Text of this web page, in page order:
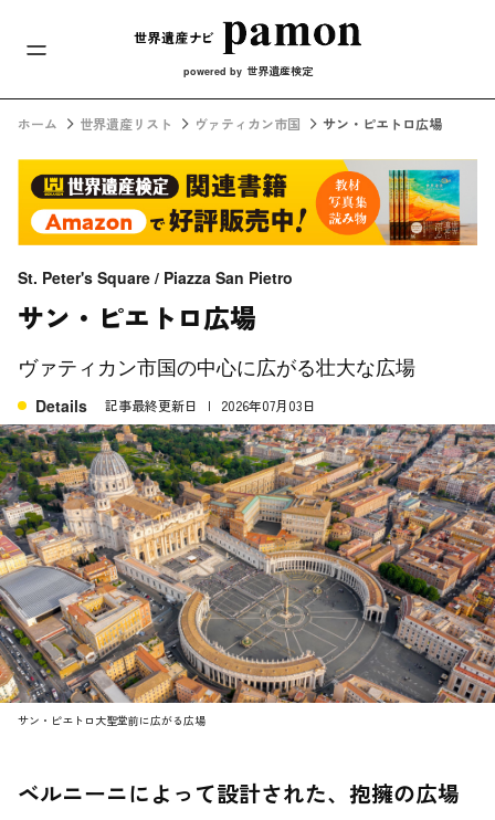
メインナビ
powered by 世界遺産検定
ホーム 世界遺産リスト ヴァティカン市国 サン・ピエトロ広場
St. Peter's Square / Piazza San Pietro
サン・ピエトロ広場
ヴァティカン市国の中心に広がる壮大な広場
Details 記事最終更新日 2026年07月03日
サン・ピエトロ大聖堂前に広がる広場
ベルニーニによって設計された、抱擁の広場